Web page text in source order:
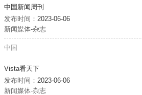
中国新闻周刊
发布时间： 2023-06-06
新闻媒体-杂志
中国
Vista看天下
发布时间： 2023-06-06
新闻媒体-杂志